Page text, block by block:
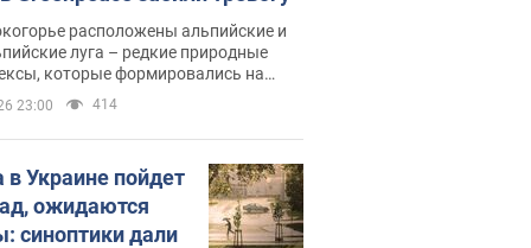
расположены альпийские и
луга – редкие природные
которые формировались на
сотен лет
23:00 414
Украине пойдет
ожидаются
синоптики дали